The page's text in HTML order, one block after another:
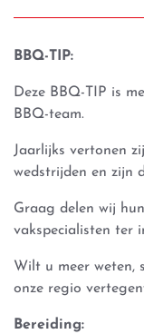
BBQ-TIP:
Deze BBQ-TIP is
BBQ-team.
Jaarlijks vertonen
wedstrijden en zijn
Graag delen wij
vakspecialisten ter
Wilt u meer weten,
onze regio
Bereiding: